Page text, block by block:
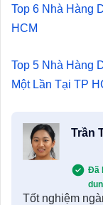
Top 6 Nhà Hàng
HCM
Top 5 Nhà Hàng
Một Lần Tại TP
Trần
Đã
Tốt nghiệm